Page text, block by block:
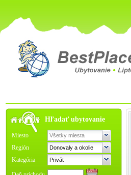
Hľadať ubytovanie
Miesto
Región
Kategória